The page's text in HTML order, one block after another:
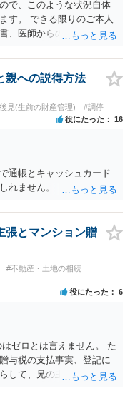
で、このような状況自体
す。 できる限りのご本人
、医師からの聴取書等）
ないかと存じます。 ま
申立ができない状況にして
地域包括支援センターに
親への説得方法
見(生前の財産管理) #調停
役にたった 16
通帳とキャッシュカード
れません。
張とマンション贈
#不動産・土地の相続
役にたった 6
ゼロとは言えません。 た
与税の支払事実、登記に
して、兄の主張は通らな